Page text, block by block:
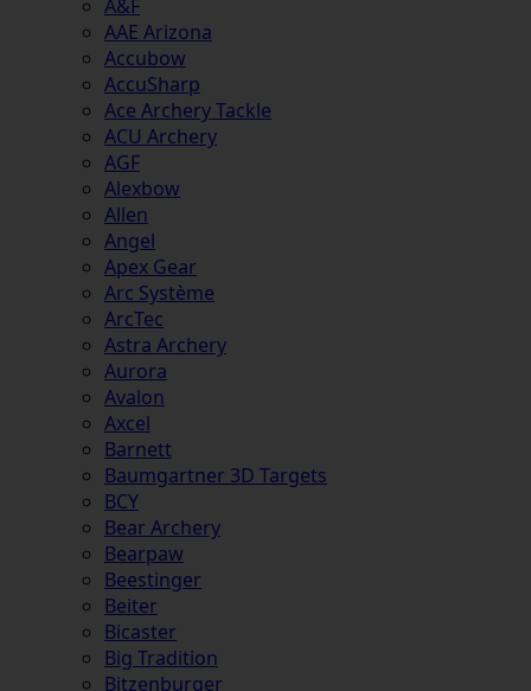
A&F
AAE Arizona
Accubow
AccuSharp
Ace Archery Tackle
ACU Archery
AGF
Alexbow
Allen
Angel
Apex Gear
Arc Système
ArcTec
Astra Archery
Aurora
Avalon
Axcel
Barnett
Baumgartner 3D Targets
BCY
Bear Archery
Bearpaw
Beestinger
Beiter
Bicaster
Big Tradition
Bitzenburger